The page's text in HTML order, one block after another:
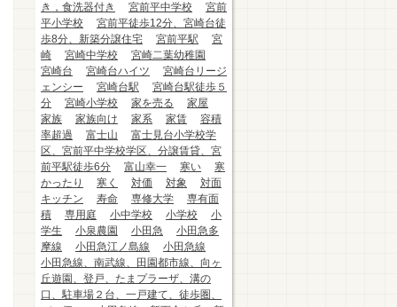
き，食洗器付き
宮前平中学校
宮前
平小学校
宮前平徒歩12分、宮崎台徒
歩8分、新築分譲住宅
宮前平駅
宮
崎
宮崎中学校
宮崎二葉幼稚園
宮崎台
宮崎台ハイツ
宮崎台リージ
ェンシー
宮崎台駅
宮崎台駅徒歩５
分
宮崎小学校 家を売る
家屋
家族
家族向け 家系 家賃
容積
率超過
富士山
富士見台小学校学
区、宮前平中学校学区、分譲賃貸、宮
前平駅徒歩6分
富山幸一 寒い
寒
かったり
寒く 対価 対象
対面
キッチン
寿命 専修大学
専有面
積
専用庭 小中学校 小学校
小
学生
小泉農園 小田急
小田急多
摩線
小田急江ノ島線
小田急線
小田急線、南武線、田園都市線、向ヶ
丘遊園、登戸、たまプラーザ、溝の
口、駐車場２台、一戸建て、徒歩圏、